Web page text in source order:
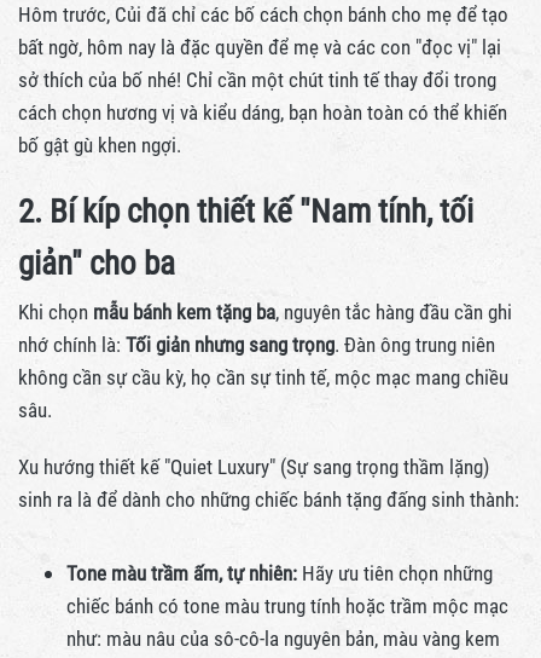
Hôm trước, Củi đã chỉ các bố cách chọn bánh cho mẹ để tạo
bất ngờ, hôm nay là đặc quyền để mẹ và các con "đọc vị" lại
sở thích của bố nhé! Chỉ cần một chút tinh tế thay đổi trong
cách chọn hương vị và kiểu dáng, bạn hoàn toàn có thể khiến
bố gật gù khen ngợi.
2. Bí kíp chọn thiết kế "Nam tính, tối
giản" cho ba
Khi chọn mẫu bánh kem tặng ba, nguyên tắc hàng đầu cần ghi
nhớ chính là: Tối giản nhưng sang trọng. Đàn ông trung niên
không cần sự cầu kỳ, họ cần sự tinh tế, mộc mạc mang chiều
sâu.
Xu hướng thiết kế "Quiet Luxury" (Sự sang trọng thầm lặng)
sinh ra là để dành cho những chiếc bánh tặng đấng sinh thành:
Tone màu trầm ấm, tự nhiên: Hãy ưu tiên chọn những
chiếc bánh có tone màu trung tính hoặc trầm mộc mạc
như: màu nâu của sô-cô-la nguyên bản, màu vàng kem